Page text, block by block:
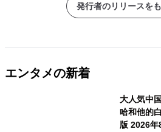
発行者のリリースを
エンタメの新着
大人気中
哈和他的
版 2026年